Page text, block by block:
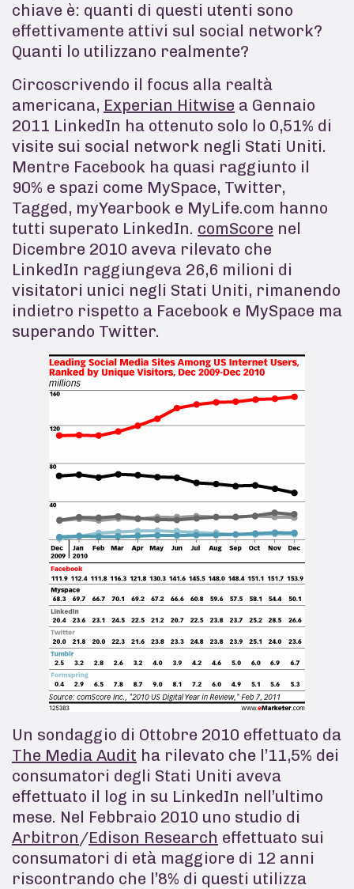
chiave è: quanti di questi utenti sono
effettivamente attivi sul social network?
Quanti lo utilizzano realmente?
Circoscrivendo il focus alla realtà
americana, Experian Hitwise a Gennaio
2011 LinkedIn ha ottenuto solo lo 0,51% di
visite sui social network negli Stati Uniti.
Mentre Facebook ha quasi raggiunto il
90% e spazi come MySpace, Twitter,
Tagged, myYearbook e MyLife.com hanno
tutti superato LinkedIn. comScore nel
Dicembre 2010 aveva rilevato che
LinkedIn raggiungeva 26,6 milioni di
visitatori unici negli Stati Uniti, rimanendo
indietro rispetto a Facebook e MySpace ma
superando Twitter.
Un sondaggio di Ottobre 2010 effettuato da
The Media Audit ha rilevato che l’11,5% dei
consumatori degli Stati Uniti aveva
effettuato il log in su LinkedIn nell’ultimo
mese. Nel Febbraio 2010 uno studio di
Arbitron/Edison Research effettuato sui
consumatori di età maggiore di 12 anni
riscontrando che l’8% di questi utilizza